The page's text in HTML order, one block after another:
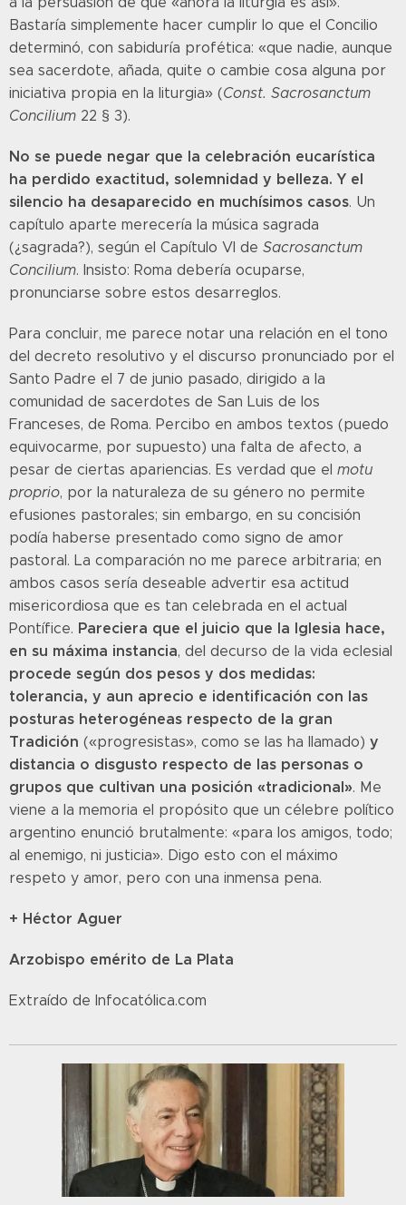
Bastaría simplemente hacer cumplir lo que el Concilio
determinó, con sabiduría profética: «que nadie, aunque
sea sacerdote, añada, quite o cambie cosa alguna por
iniciativa propia en la liturgia» (Const. Sacrosanctum
Concilium 22 § 3).
No se puede negar que la celebración eucarística
ha perdido exactitud, solemnidad y belleza. Y el
silencio ha desaparecido en muchísimos casos. Un
capítulo aparte merecería la música sagrada
(¿sagrada?), según el Capítulo VI de Sacrosanctum
Concilium. Insisto: Roma debería ocuparse,
pronunciarse sobre estos desarreglos.
Para concluir, me parece notar una relación en el tono
del decreto resolutivo y el discurso pronunciado por el
Santo Padre el 7 de junio pasado, dirigido a la
comunidad de sacerdotes de San Luis de los
Franceses, de Roma. Percibo en ambos textos (puedo
equivocarme, por supuesto) una falta de afecto, a
pesar de ciertas apariencias. Es verdad que el motu
proprio, por la naturaleza de su género no permite
efusiones pastorales; sin embargo, en su concisión
podía haberse presentado como signo de amor
pastoral. La comparación no me parece arbitraria; en
ambos casos sería deseable advertir esa actitud
misericordiosa que es tan celebrada en el actual
Pontífice. Pareciera que el juicio que la Iglesia hace,
en su máxima instancia, del decurso de la vida eclesial
procede según dos pesos y dos medidas:
tolerancia, y aun aprecio e identificación con las
posturas heterogéneas respecto de la gran
Tradición («progresistas», como se las ha llamado) y
distancia o disgusto respecto de las personas o
grupos que cultivan una posición «tradicional». Me
viene a la memoria el propósito que un célebre político
argentino enunció brutalmente: «para los amigos, todo;
al enemigo, ni justicia». Digo esto con el máximo
respeto y amor, pero con una inmensa pena.
+ Héctor Aguer
Arzobispo emérito de La Plata
Extraído de Infocatólica.com